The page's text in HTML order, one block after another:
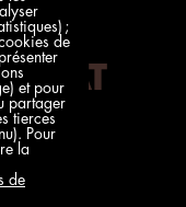
;
de
et pour
partager
tierces
Pour
la
de